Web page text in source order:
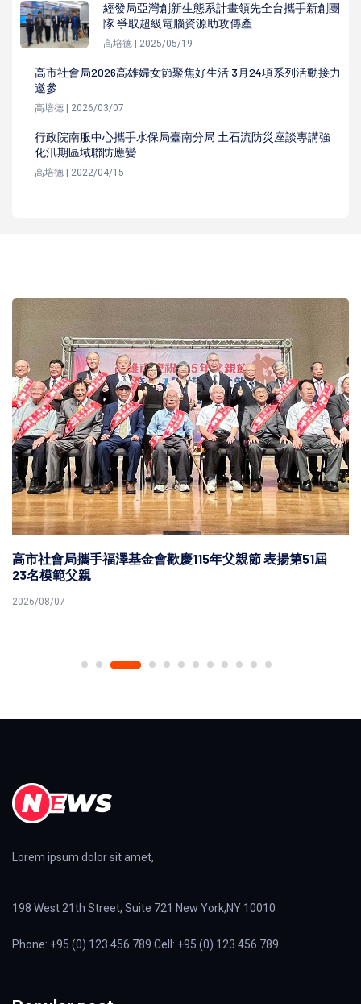
經發局亞灣創新生態系計畫領先全台攜手新創團
隊 爭取超級電腦資源助攻傳產
高培德 | 2025/05/19
高市社會局2026高雄婦女節聚焦好生活 3月24項系列活動接力
邀參
高培德 | 2026/03/07
行政院南服中心攜手水保局臺南分局 土石流防災座談專講強
化汛期區域聯防應變
高培德 | 2022/04/15
高市社會局攜手福澤基金會歡慶115年父親節 表揚第51屆
23名模範父親
2026/08/07
Lorem ipsum dolor sit amet,
198 West 21th Street, Suite 721 New York,NY 10010
Phone: +95 (0) 123 456 789 Cell: +95 (0) 123 456 789